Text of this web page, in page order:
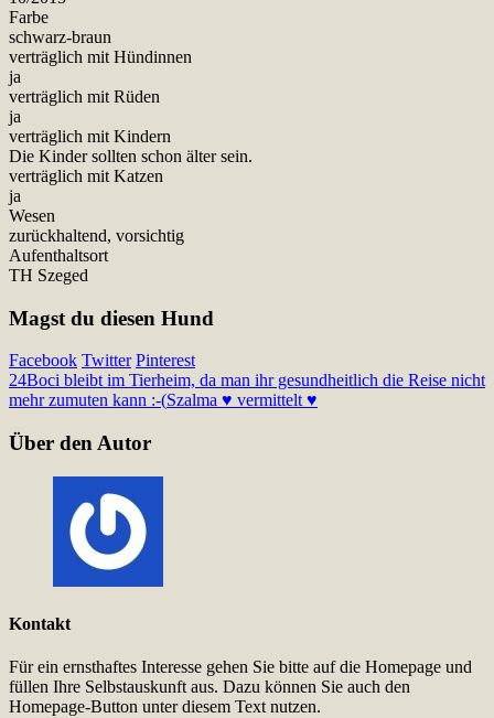
Farbe
schwarz-braun
verträglich mit Hündinnen
ja
verträglich mit Rüden
ja
verträglich mit Kindern
Die Kinder sollten schon älter sein.
verträglich mit Katzen
ja
Wesen
zurückhaltend, vorsichtig
Aufenthaltsort
TH Szeged
Magst du diesen Hund
Facebook Twitter Pinterest
24Boci bleibt im Tierheim, da man ihr gesundheitlich die Reise nicht
mehr zumuten kann :-(Szalma ♥ vermittelt ♥
Über den Autor
Kontakt
Für ein ernsthaftes Interesse gehen Sie bitte auf die Homepage und
füllen Ihre Selbstauskunft aus. Dazu können Sie auch den
Homepage-Button unter diesem Text nutzen.